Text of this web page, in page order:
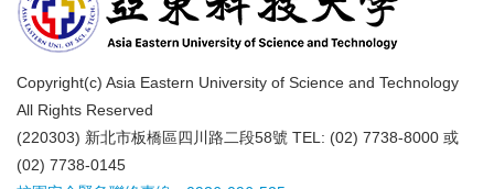
Copyright(c) Asia Eastern University of Science and Technology
All Rights Reserved
(220303) 新北市板橋區四川路二段58號 TEL: (02) 7738-8000 或
(02) 7738-0145